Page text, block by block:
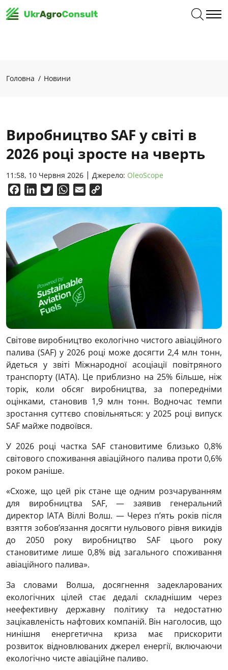
Головна Новини
Виробництво SAF у світі в
2026 році зросте на чверть
11:58, 10 Червня 2026 Джерело: OleoScope
FacebookLinkedInTwitterWhatsApp
Email
Світове виробництво екологічно чистого авіаційного
палива (SAF) у 2026 році може досягти 2,4 млн тонн,
йдеться у звіті Міжнародної асоціації повітряного
транспорту (IATA). Це приблизно на 25% більше, ніж
торік, коли обсяг виробництва, за попередніми
оцінками, становив 1,9 млн тонн. Водночас темпи
зростання суттєво сповільняться: у 2025 році випуск
SAF майже подвоївся.
У 2026 році частка SAF становитиме близько 0,8%
світового споживання авіаційного палива проти 0,6%
роком раніше.
«Схоже, що цей рік стане ще одним розчаруванням
для виробництва SAF, — заявив генеральний
директор IATA Віллі Волш. — Через п’ять років після
взяття зобов’язання досягти нульового рівня викидів
до 2050 року виробництво SAF цього року
становитиме лише 0,8% від загального споживання
авіаційного палива».
За словами Волша, досягнення задекларованих
екологічних цілей стає дедалі складнішим через
неефективну державну політику та недостатню
зацікавленість нафтових компаній. Він наголосив, що
нинішня енергетична криза має прискорити
розвиток відновлюваних джерел енергії, включаючи
екологічно чисте авіаційне паливо.